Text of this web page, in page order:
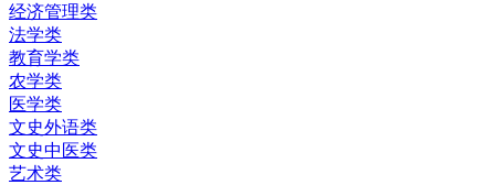
经济管理类
法学类
教育学类
农学类
医学类
文史外语类
文史中医类
艺术类